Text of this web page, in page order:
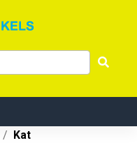
Kat